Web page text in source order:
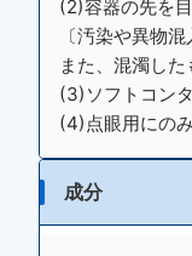
(2)容器の先を
〔汚染や異物
また、混濁した
(3)ソフトコン
(4)点眼用にの
成分